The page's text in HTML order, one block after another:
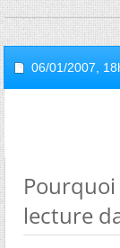
06/01/2007,
lecture